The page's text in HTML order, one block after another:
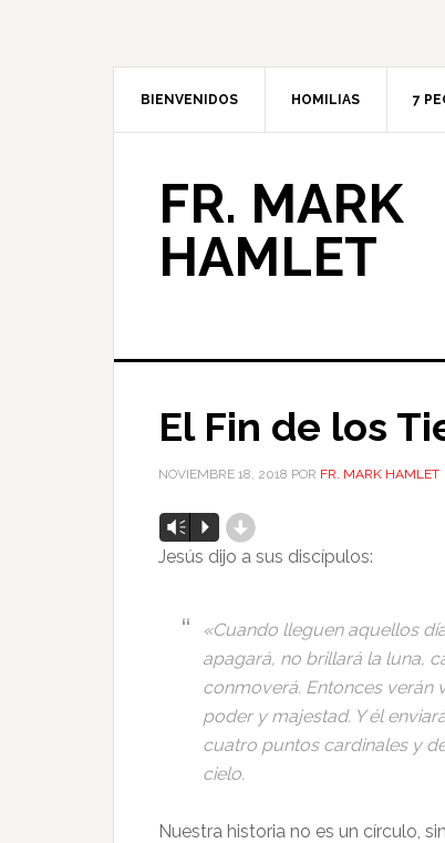
BIENVENIDOS HOMILIAS 7
FR. MARK
HAMLET
El Fin de los
NOVIEMBRE 18, 2018 POR FR. MARK HAMLET
Reproductor
de
Vm P d
Jesús dijo a sus discípulos:
«Cuando lleguen aquellos
apagará, no brillará la luna,
conmoverá. Entonces verán
poder y majestad. Y él
cuatro puntos cardinales y
cielo.
Nuestra historia no es un círculo,